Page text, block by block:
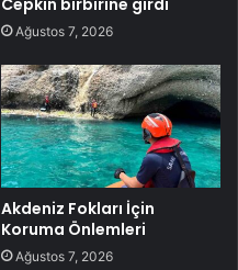
Ağustos 7, 2026
Akdeniz Fokları İçin
Koruma Önlemleri
Ağustos 7, 2026